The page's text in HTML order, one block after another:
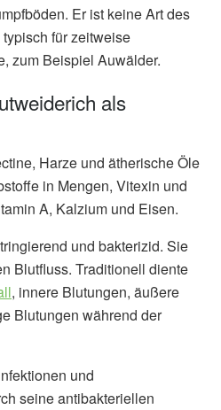
Er ist keine Art des
für zeitweise
zum Beispiel Auwälder.
als
Harze und ätherische Öle
in Mengen, Vitexin und
A, Kalzium und Eisen.
und bakterizid. Sie
Blutfluss. Traditionell diente
, innere Blutungen, äußere
Blutungen während der
und
seine antibakteriellen